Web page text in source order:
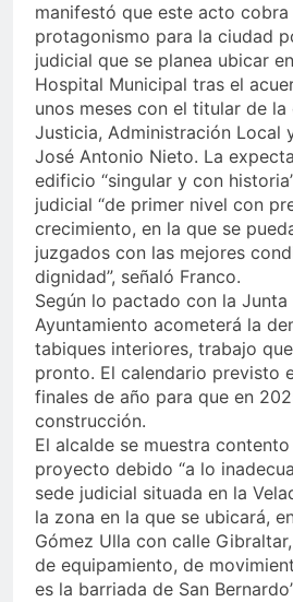
manifestó que este acto cobra
protagonismo para la ciudad
judicial que se planea ubicar
Hospital Municipal tras el
unos meses con el titular de la
Justicia, Administración Local
José Antonio Nieto. La
edificio “singular y con
judicial “de primer nivel con
crecimiento, en la que se
juzgados con las mejores
dignidad”, señaló Franco.
Según lo pactado con la Junta
Ayuntamiento acometerá la
tabiques interiores, trabajo
pronto. El calendario previsto
finales de año para que en
construcción.
El alcalde se muestra
proyecto debido “a lo
sede judicial situada en la
la zona en la que se ubicará,
Gómez Ulla con calle
de equipamiento, de
es la barriada de San